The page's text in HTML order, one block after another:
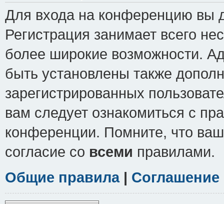
Для входа на конференцию вы
Регистрация занимает всего
более широкие возможности.
быть установлены также
зарегистрированных
вам следует ознакомиться с
конференции. Помните, что
согласие со всеми правилами.
Общие правила|